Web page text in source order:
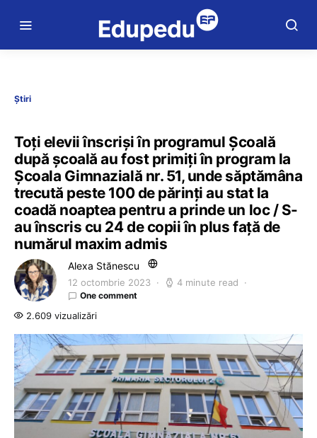
Știri
Toți elevii înscriși în programul Școală
după școală au fost primiți în program la
Școala Gimnazială nr. 51, unde săptămâna
trecută peste 100 de părinți au stat la
coadă noaptea pentru a prinde un loc / S-
au înscris cu 24 de copii în plus față de
numărul maxim admis
Alexa Stănescu
12 octombrie 2023 4 minute read
One comment
2.609 vizualizări